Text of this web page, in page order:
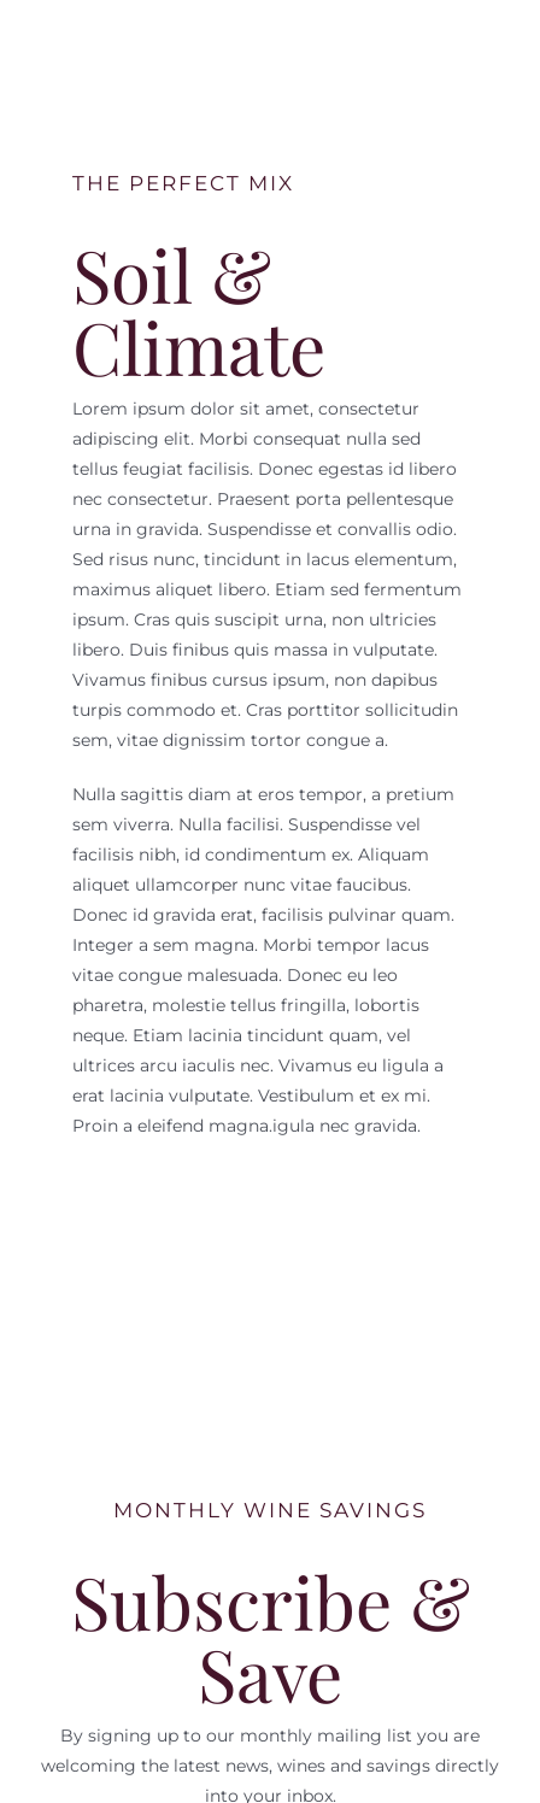
THE PERFECT MIX
Soil &
Climate
Lorem ipsum dolor sit amet, consectetur
adipiscing elit. Morbi consequat nulla sed
tellus feugiat facilisis. Donec egestas id libero
nec consectetur. Praesent porta pellentesque
urna in gravida. Suspendisse et convallis odio.
Sed risus nunc, tincidunt in lacus elementum,
maximus aliquet libero. Etiam sed fermentum
ipsum. Cras quis suscipit urna, non ultricies
libero. Duis finibus quis massa in vulputate.
Vivamus finibus cursus ipsum, non dapibus
turpis commodo et. Cras porttitor sollicitudin
sem, vitae dignissim tortor congue a.
Nulla sagittis diam at eros tempor, a pretium
sem viverra. Nulla facilisi. Suspendisse vel
facilisis nibh, id condimentum ex. Aliquam
aliquet ullamcorper nunc vitae faucibus.
Donec id gravida erat, facilisis pulvinar quam.
Integer a sem magna. Morbi tempor lacus
vitae congue malesuada. Donec eu leo
pharetra, molestie tellus fringilla, lobortis
neque. Etiam lacinia tincidunt quam, vel
ultrices arcu iaculis nec. Vivamus eu ligula a
erat lacinia vulputate. Vestibulum et ex mi.
Proin a eleifend magna.igula nec gravida.
MONTHLY WINE SAVINGS
Subscribe &
Save
By signing up to our monthly mailing list you are
welcoming the latest news, wines and savings directly
into your inbox.